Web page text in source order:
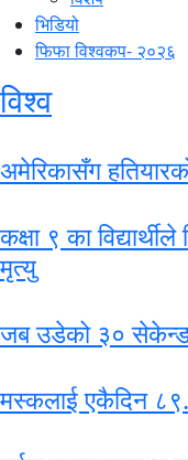
भिडियो
फिफा विश्वकप- २०२६
विश्व
अमेरिकासँग
कक्षा ९ का
मृत्यु
जब उडेको ३०
मस्कलाई एकैदिन